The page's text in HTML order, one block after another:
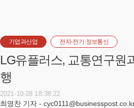
기업과산업 전자·전기·정보통신
LG유플러스, 교통연구원
행
2021-10-28 18:38:22
최영찬 기자 -